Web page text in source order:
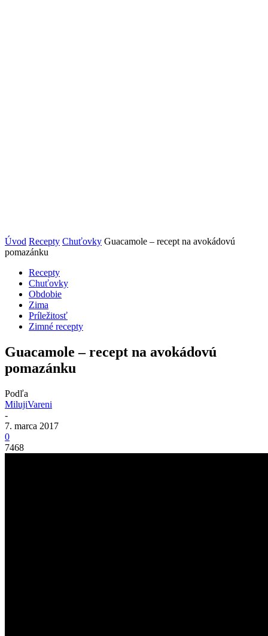
Úvod Recepty Chuťovky Guacamole – recept na avokádovú
pomazánku
Recepty
Chuťovky
Obdobie
Zima
Príležitosť
Zimné recepty
Guacamole – recept na avokádovú
pomazánku
Podľa
MilujiVareni
-
7. marca 2017
0
7468